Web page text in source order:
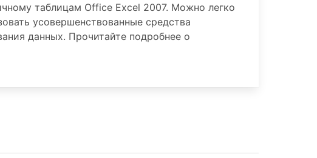
таблицам Office Excel 2007. Можно легко
усовершенствованные средства
данных. Прочитайте подробнее о